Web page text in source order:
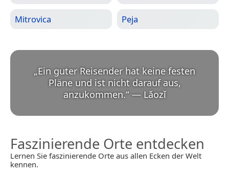
Mitrovica Peja
„Ein guter Reisender hat keine festen
Pläne und ist nicht darauf aus,
anzukommen.“ — Lǎozǐ
Faszinierende Orte entdecken
Lernen Sie faszinierende Orte aus allen Ecken der Welt
kennen.